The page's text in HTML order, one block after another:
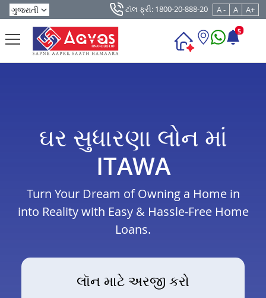
ટૉલ ફ્રી: 1800-20-888-20 A - A A+
5
ઘર સુધારણા લોન માં
ITAWA
Turn Your Dream of Owning a Home in
into Reality with Easy & Hassle-Free Home
Loans.
લૉન માટે અરજી કરો